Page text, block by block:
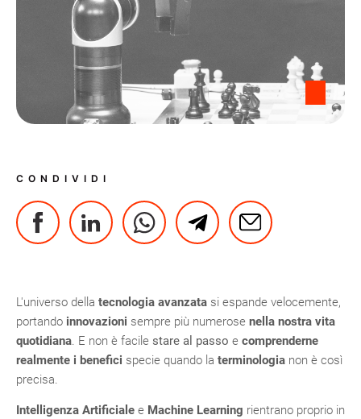
CONDIVIDI
L'universo della tecnologia avanzata si espande velocemente,
portando innovazioni sempre più numerose nella nostra vita
quotidiana. E non è facile stare al passo e comprenderne
realmente i benefici specie quando la terminologia non è così
precisa.
Intelligenza Artificiale e Machine Learning rientrano proprio in